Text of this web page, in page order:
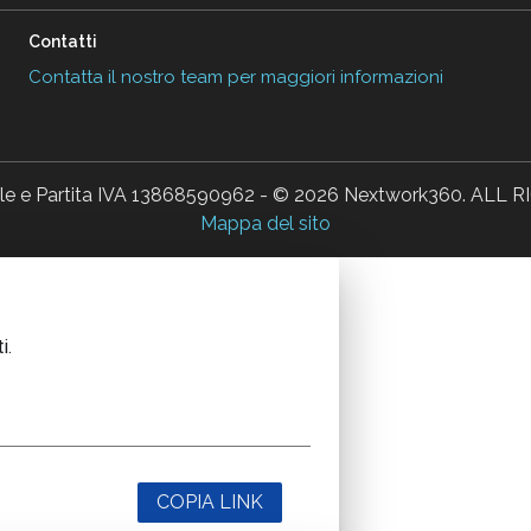
Contatti
Contatta il nostro team per maggiori informazioni
e Partita IVA 13868590962 - © 2026 Nextwork360. ALL
Mappa del sito
COPIA LINK